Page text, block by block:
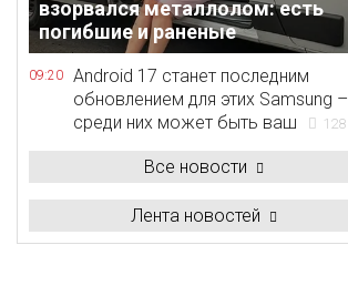
взорвался металлолом: есть
погибшие и раненые
09:20
Android 17 станет последним
обновлением для этих Samsung –
среди них может быть ваш
128
Все новости
Лента новостей